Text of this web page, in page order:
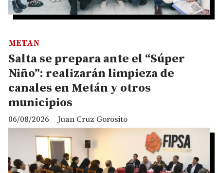
Salta se prepara ante el “Súper
Niño”: realizarán limpieza de
canales en Metán y otros
municipios
Juan Cruz Gorosito
METAN
06/08/2026